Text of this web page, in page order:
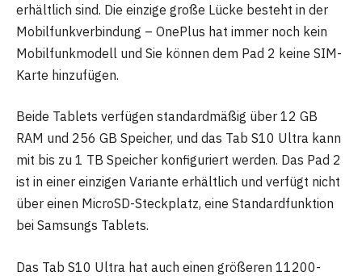
erhältlich sind. Die einzige große Lücke besteht in der
Mobilfunkverbindung – OnePlus hat immer noch kein
Mobilfunkmodell und Sie können dem Pad 2 keine SIM-
Karte hinzufügen.
Beide Tablets verfügen standardmäßig über 12 GB
RAM und 256 GB Speicher, und das Tab S10 Ultra kann
mit bis zu 1 TB Speicher konfiguriert werden. Das Pad 2
ist in einer einzigen Variante erhältlich und verfügt nicht
über einen MicroSD-Steckplatz, eine Standardfunktion
bei Samsungs Tablets.
Das Tab S10 Ultra hat auch einen größeren 11200-